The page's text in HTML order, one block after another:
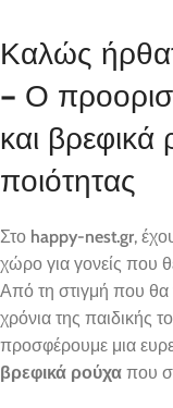
Καλώς
– Ο
και
ποιότητας
Στο happy-nest.gr,
χώρο για γονείς που
Από τη στιγμή που θα
χρόνια της παιδικής
προσφέρουμε μια
βρεφικά ρούχα που